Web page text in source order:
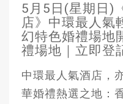
5月5日(星期日)
店》中環最人氣
幻特色婚禮場地
禮場地｜立即登
中環最人氣酒店，
華婚禮熱選之地：